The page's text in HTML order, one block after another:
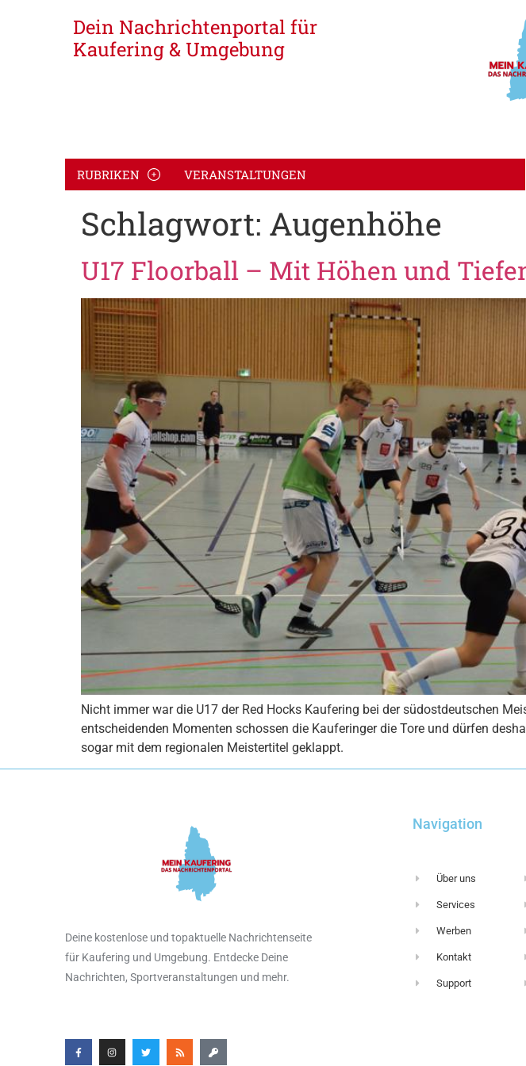
Dein Nachrichtenportal für
Kaufering & Umgebung
RUBRIKEN VERANSTALTUNGEN
Schlagwort: Augenhöhe
U17 Floorball – Mit Höhen und
Nicht immer war die U17 der Red Hocks Kaufering bei der südostdeutschen
entscheidenden Momenten schossen die Kauferinger die Tore und dürfen
sogar mit dem regionalen Meistertitel geklappt.
Deine kostenlose und topaktuelle Nachrichtenseite
für Kaufering und Umgebung. Entdecke Deine
Nachrichten, Sportveranstaltungen und mehr.
Navigation
Über uns
Services
Werben
Kontakt
Support